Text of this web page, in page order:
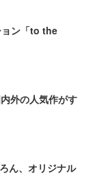
ン「to the
外の人気作がす
ん、オリジナル